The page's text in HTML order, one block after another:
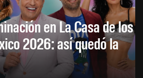
en La Casa de los
2026: así quedó la